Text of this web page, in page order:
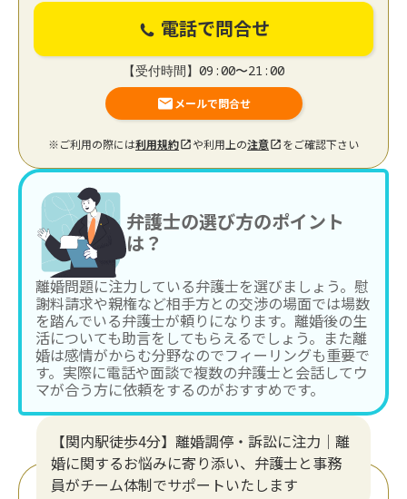
電話で問合せ
【受付時間】09:00〜21:00
メールで問合せ
※ご利用の際には利用規約 や利用上の注意 をご確認下さい
弁護士の選び方のポイント
は？
離婚問題に注力している弁護士を選びましょう。慰
謝料請求や親権など相手方との交渉の場面では場数
を踏んでいる弁護士が頼りになります。離婚後の生
活についても助言をしてもらえるでしょう。また離
婚は感情がからむ分野なのでフィーリングも重要で
す。実際に電話や面談で複数の弁護士と会話してウ
マが合う方に依頼をするのがおすすめです。
【関内駅徒歩4分】離婚調停・訴訟に注力│離
婚に関するお悩みに寄り添い、弁護士と事務
員がチーム体制でサポートいたします